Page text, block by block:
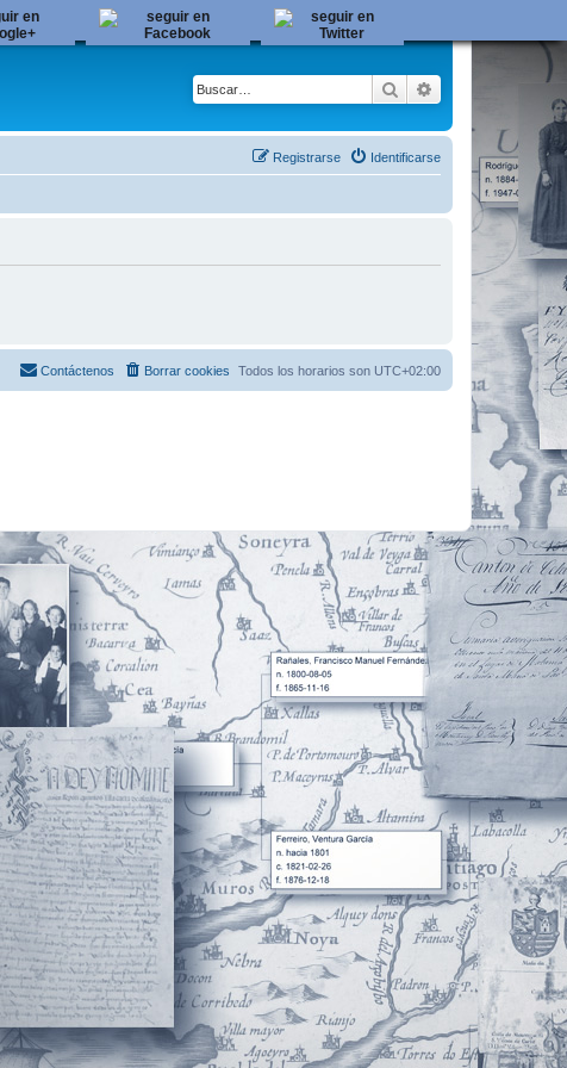
Buscar Búsqueda
Identificarse
Registrarse
Todos los horarios son UTC+02:00
Borrar cookies
Contáctenos